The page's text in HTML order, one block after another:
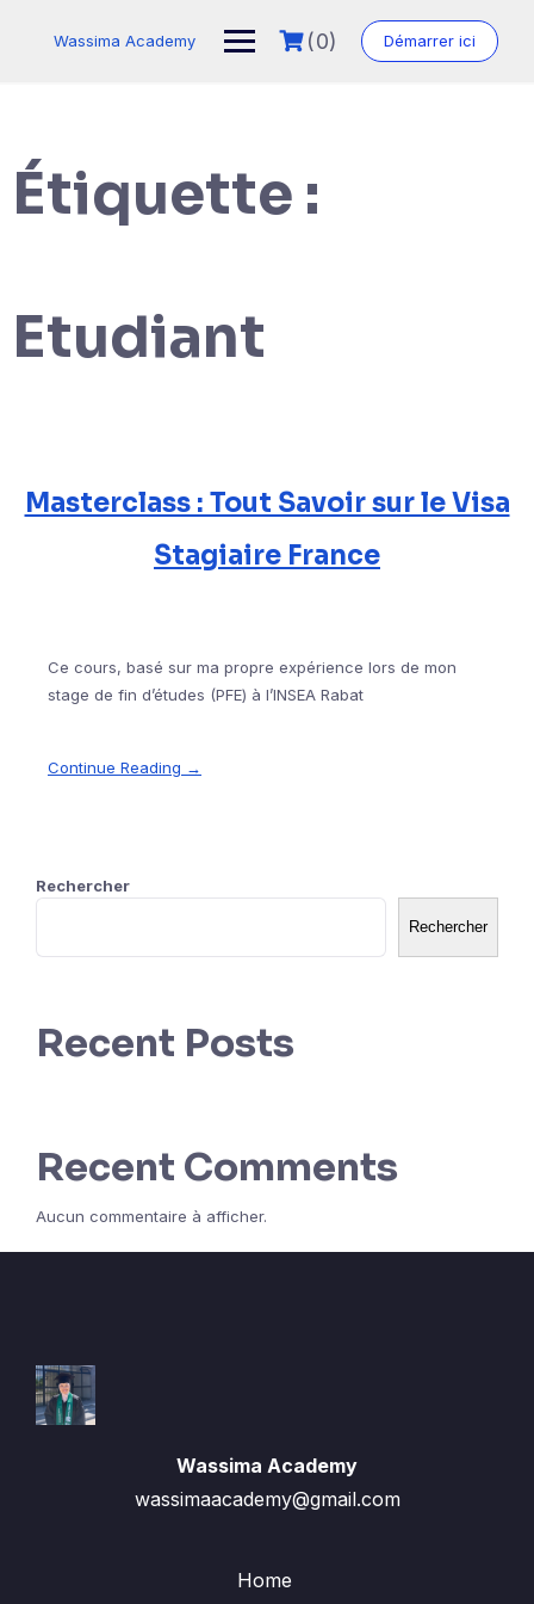
Wassima Academy (0) Démarrer ici
Étiquette :
Etudiant
Masterclass : Tout Savoir sur le Visa
Stagiaire France
Ce cours, basé sur ma propre expérience lors de mon
stage de fin d’études (PFE) à l’INSEA Rabat
Continue Reading →
Rechercher
Rechercher
Recent Posts
Recent Comments
Aucun commentaire à afficher.
Wassima Academy
wassimaacademy@gmail.com
Home